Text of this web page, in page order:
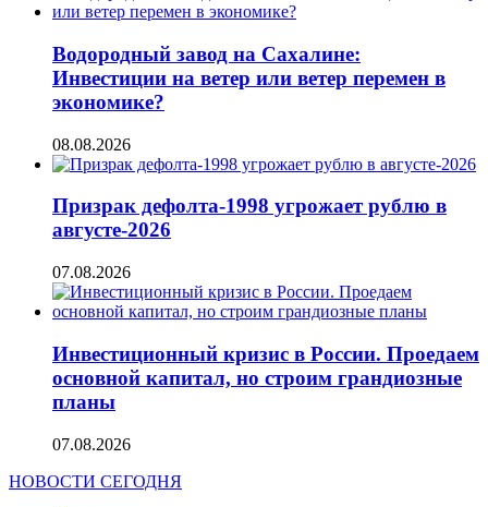
Водородный завод на Сахалине:
Инвестиции на ветер или ветер перемен в
экономике?
08.08.2026
Призрак дефолта-1998 угрожает рублю в
августе-2026
07.08.2026
Инвестиционный кризис в России. Проедаем
основной капитал, но строим грандиозные
планы
07.08.2026
НОВОСТИ СЕГОДНЯ